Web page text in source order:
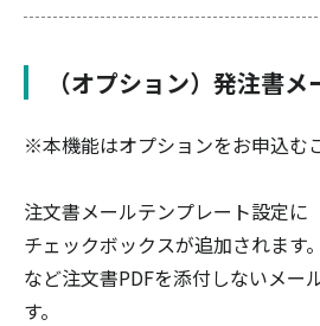
（オプション）発注書
※本機能はオプションをお申込む
注文書メールテンプレート設定に
チェックボックスが追加されます
など注文書PDFを添付しないメー
す。